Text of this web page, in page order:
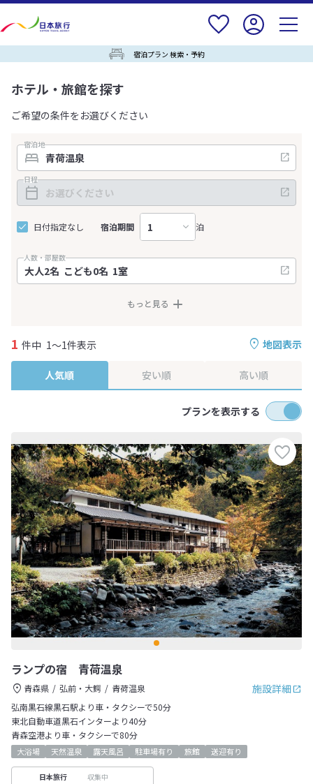
宿泊プラン 検索・予約
ホテル・旅館を探す
ご希望の条件をお選びください
宿泊地
日程
日付指定なし 宿泊期間 泊
人数・部屋数
もっと見る
地図表示
1 件中 1～1件表示
人気順 安い順 高い順
プランを表示する
ランプの宿 青荷温泉
施設詳細
青森県 弘前・大鰐
青荷温泉
弘南黒石線黒石駅より車・タクシーで50分
東北自動車道黒石インターより40分
青森空港より車・タクシーで80分
大浴場 天然温泉 露天風呂 駐車場有り 旅館 送迎有り
日本旅行 収集中